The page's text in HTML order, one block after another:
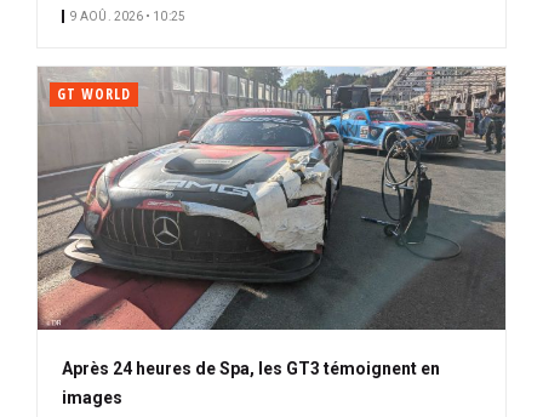
9 AOÛ. 2026 • 10:25
GT WORLD
Après 24 heures de Spa, les GT3 témoignent en
images